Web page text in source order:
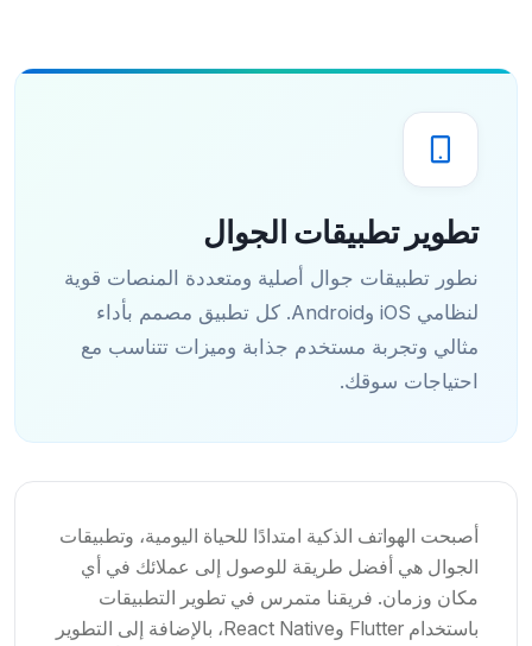
تطوير تطبيقات الجوال
نطور تطبيقات جوال أصلية ومتعددة المنصات قوية
لنظامي iOS وAndroid. كل تطبيق مصمم بأداء
مثالي وتجربة مستخدم جذابة وميزات تتناسب مع
احتياجات سوقك.
أصبحت الهواتف الذكية امتدادًا للحياة اليومية، وتطبيقات
الجوال هي أفضل طريقة للوصول إلى عملائك في أي
مكان وزمان. فريقنا متمرس في تطوير التطبيقات
باستخدام Flutter وReact Native، بالإضافة إلى التطوير